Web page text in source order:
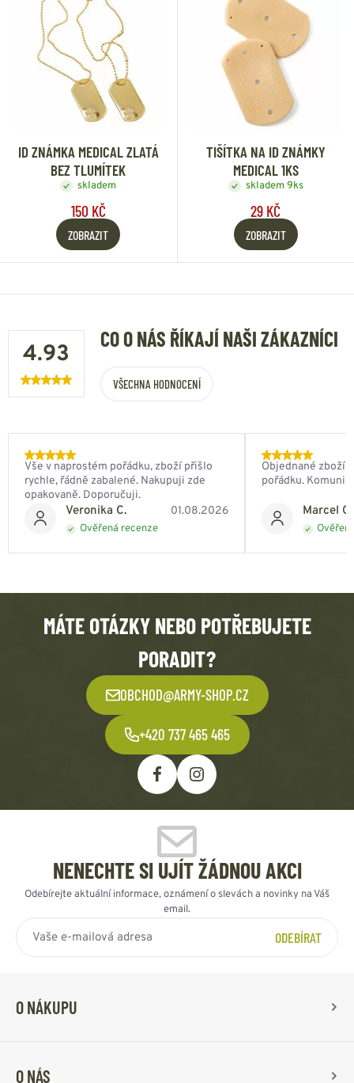
ID ZNÁMKA MEDICAL ZLATÁ
BEZ TLUMÍTEK
skladem
150 KČ
ZOBRAZIT
TIŠÍTKA NA ID ZNÁMKY
MEDICAL 1KS
skladem 9ks
29 KČ
ZOBRAZIT
4.93
CO O NÁS ŘÍKAJÍ NAŠI ZÁKAZNÍCI
VŠECHNA HODNOCENÍ
Veronika C. 01.08.2026
Ověřená recenze
Vše v naprostém pořádku, zboží přišlo
rychle, řádně zabalené. Nakupuji zde
opakovaně. Doporučuji.
Marcel
Objednané zboží
pořádku.
MÁTE OTÁZKY NEBO POTŘEBUJETE
PORADIT?
OBCHOD@ARMY-SHOP.CZ
+420 737 465 465
NENECHTE SI UJÍT ŽÁDNOU AKCI
Odebírejte aktuální informace, oznámení o slevách a novinky na Váš
email.
ODEBÍRAT
O NÁKUPU
O NÁS